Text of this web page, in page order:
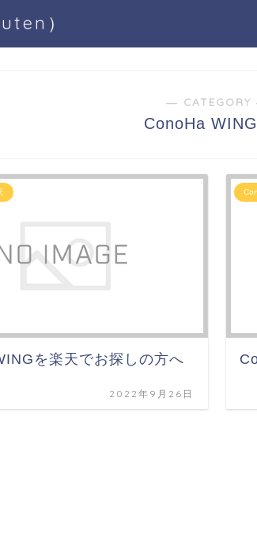
）
―
ConoHa
を楽天でお探しの方へ
2022年9月26日